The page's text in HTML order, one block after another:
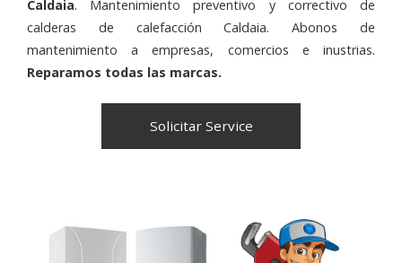
Caldaia. Mantenimiento preventivo y correctivo de
calderas de calefacción Caldaia. Abonos de
mantenimiento a empresas, comercios e inustrias.
Reparamos todas las marcas.